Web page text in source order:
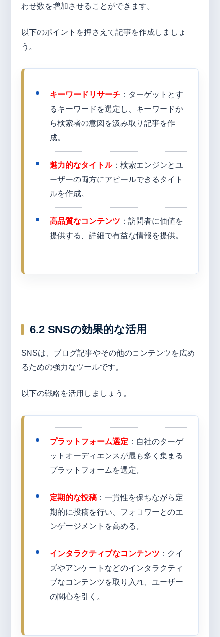
わせ数を増加させることができます。
以下のポイントを押さえて記事を作成しましょ
う。
キーワードリサーチ ：ターゲットとす
るキーワードを選定し、キーワードか
ら検索者の意図を汲み取り記事を作
成。
魅力的なタイトル：検索エンジンとユ
ーザーの両方にアピールできるタイト
ルを作成。
高品質なコンテンツ ：訪問者に価値を
提供する、詳細で有益な情報を提供。
6.2 SNSの効果的な活用
SNSは、ブログ記事やその他のコンテンツを広め
るための強力なツールです。
以下の戦略を活用しましょう。
プラットフォーム選定 ：自社のターゲ
ットオーディエンスが最も多く集まる
プラットフォームを選定。
定期的な投稿 ：一貫性を保ちながら定
期的に投稿を行い、フォロワーとのエ
ンゲージメントを高める。
インタラクティブなコンテンツ ：クイ
ズやアンケートなどのインタラクティ
ブなコンテンツを取り入れ、ユーザー
の関心を引く。